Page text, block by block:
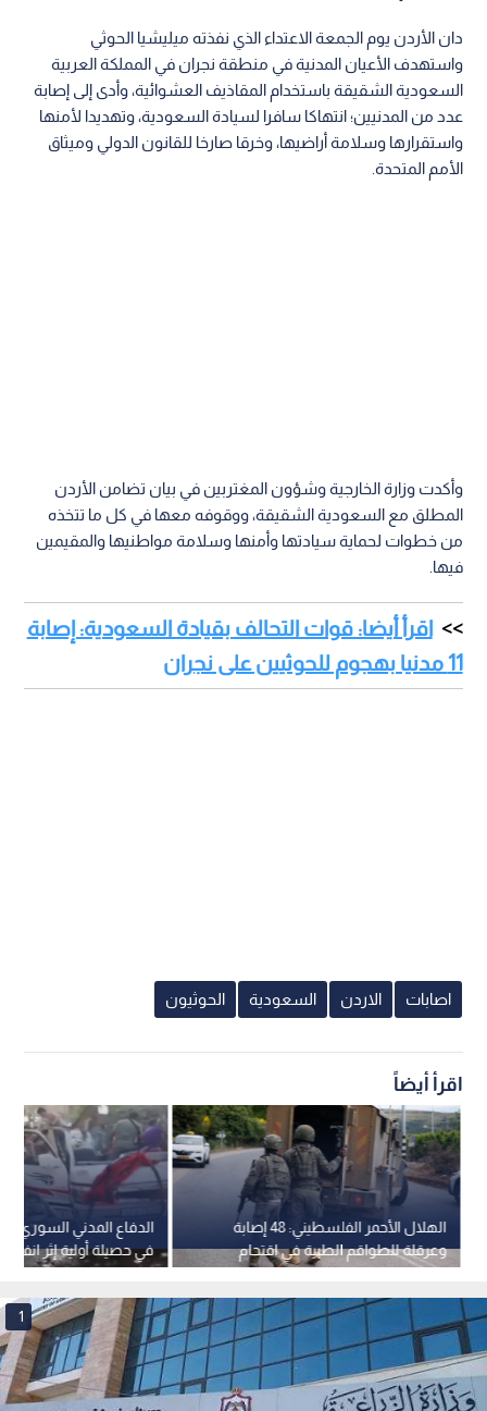
دان الأردن يوم الجمعة الاعتداء الذي نفذته ميليشيا الحوثي
واستهدف الأعيان المدنية في منطقة نجران في المملكة العربية
السعودية الشقيقة باستخدام المقاذيف العشوائية، وأدى إلى إصابة
عدد من المدنيين؛ انتهاكا سافرا لسيادة السعودية، وتهديدا لأمنها
واستقرارها وسلامة أراضيها، وخرقا صارخا للقانون الدولي وميثاق
الأمم المتحدة.
وأكدت وزارة الخارجية وشؤون المغتربين في بيان تضامن الأردن
المطلق مع السعودية الشقيقة، ووقوفه معها في كل ما تتخذه
من خطوات لحماية سيادتها وأمنها وسلامة مواطنيها والمقيمين
فيها.
اقرأ أيضا: قوات التحالف بقيادة السعودية: إصابة
11 مدنيا بهجوم للحوثيين على نجران
اصابات الاردن السعودية الحوثيون
اقرأ أيضاً
الدفاع المدني
في حصيلة أولية إثر
دمشق
الهلال الأحمر الفلسطيني: 48 إصابة
وعرقلة للطواقم الطبية في اقتحام
مستمر لقوات الاحتلال في قلنديا
وكفر عقب
1